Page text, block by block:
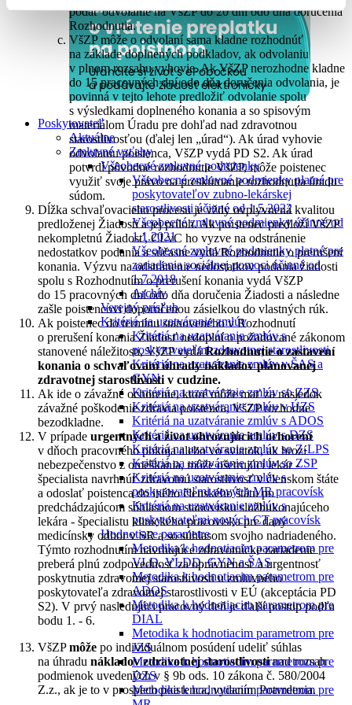
Poskytovateľ
Aktuálne
Zmluvné vzťahy
Všeobecné zmluvné podmienky
Všeobecné zmluvné podmienky platné pre
poskytovateľov zubno-lekárskej
starostlivosti účinné od 1.5.2022
Všeobecné zmluvné podmienky účinné od
1.1.2021
Všeobecné zmluvné podmienky platné pre
zariadenia sociálnej pomoci účinné od
1.7.2018
Archív
Verejný prísľub
Kritériá na uzatváranie zmlúv
Kritériá na uzatváranie zmlúv s
poskytovateľmi zdravotnej starostlivosti
Kritériá na uzatváranie zmlúv v ŠAS a
GYN
Kritériá na uzatváranie zmlúv so ZZS
Kritériá na uzatváranie zmlúv v ÚZS
Kritériá na uzatváranie zmlúv s ADOS
Kritériá na uzatváranie zmlúv s DZS
Kritériá na uzatváranie zmlúv so Z-LPS
Kritériá na uzatváranie zmlúv so ZSP
Kritériá na uzatváranie zmlúv s
poskytovateľmi nových MR pracovísk
Kritériá na uzatváranie zmlúv s
poskytovateľmi nových CT pracovísk
Hodnotiace parametre
Metodika k hodnotiacim parametrom pre
VLD, VLDD, GYN a ŠAS
Metodika k hodnotiacim parametrom pre
ADOS
Metodika k hodnotiacim parametrom pre
DIAL
Metodika k hodnotiacim parametrom pre
JZS
Metodika k hodnotiacim parametrom pre
DZS
Metodika k hodnotiacim parametrom pre
podať odvolanie na VšZP do 20 dní odo dňa doručenia
Rozhodnutia.
VšZP môže o odvolaní sama kladne rozhodnúť
na základe doplnených podkladov, ak odvolaniu
v plnom rozsahu vyhovie. Ak VšZP nerozhodne kladne
do 15 pracovných dní odo dňa doručenia odvolania, je
povinná v tejto lehote predložiť odvolanie spolu
s výsledkami doplneného konania a so spisovým
materiálom Úradu pre dohľad nad zdravotnou
starostlivosťou (ďalej len „úrad“). Ak úrad vyhovie
odvolaniu poistenca, VšZP vydá PD S2. Ak úrad
potvrdí pôvodné rozhodnutie VšZP, môže poistenec
využiť svoje právo na preskúmanie rozhodnutia úradu
súdom.
Dĺžka schvaľovacieho procesu je vždy ovplyvnená kvalitou
predloženej Žiadosti a jej príloh. Ak poistenec predloží VšZP
nekompletnú Žiadosť, CLvC ho vyzve na odstránenie
nedostatkov podania a súčasne vydá Rozhodnutie o prerušení
konania. Výzvu na odstránenie nedostatkov podania žiadosti
spolu s Rozhodnutím o prerušení konania vydá VšZP
do 15 pracovných dní odo dňa doručenia Žiadosti a následne
zašle poistencovi doporučenou zásielkou do vlastných rúk.
Ak poistenec do termínu stanoveného v Rozhodnutí
o prerušení konania Žiadosť nedoplní o požadované zákonom
stanovené náležitosti, VšZP vydáRozhodnutie o zastavení
konania o schvaľovaní úhrady nákladov plánovanej
zdravotnej starostlivosti v cudzine.
Ak ide o závažné ochorenie, ktoré môže mať za následok
závažné poškodenie zdravia poistenca, VšZP rozhodne
bezodkladne.
V prípade urgentných a život ohrozujúcich ochorení
v dňoch pracovného pokoja alebo vo sviatok, ak hrozí
nebezpečenstvo z omeškania, môže ošetrujúci lekár -
špecialista navrhnúť zdravotnú starostlivosť v členskom štáte
a odoslať poistenca do iného členského štátu po
predchádzajúcom súhlasnom stanovisku službukonajúceho
lekára - špecialistu klinického pracoviska pre daný
medicínsky odbor v SR a so súhlasom svojho nadriadeného.
Týmto rozhodnutím navrhujúce zdravotnícke zariadenie
preberá plnú zodpovednosť za oprávnenosť a urgentnosť
poskytnutia zdravotnej starostlivosti u zmluvného
poskytovateľa zdravotnej starostlivosti v EÚ (akceptácia PD
S2). V prvý nasledujúci pracovný deň je ďalší postup podľa
bodu 1. - 6.
VšZPmôže po individuálnom posúdení udeliť súhlas
na úhradu nákladov zdravotnej starostlivostinad rozsah
podmienok uvedených v § 9b ods. 10 zákona č. 580/2004
Z.z., ak je to v prospech poistenca, vydaním Potvrdenia.